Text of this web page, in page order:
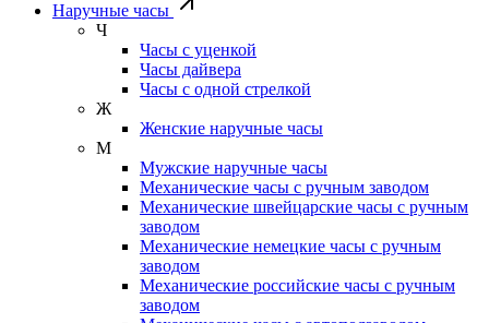
Наручные часы
Ч
Часы с уценкой
Часы дайвера
Часы с одной стрелкой
Ж
Женские наручные часы
М
Мужские наручные часы
Механические часы с ручным заводом
Механические швейцарские часы с ручным
заводом
Механические немецкие часы с ручным
заводом
Механические российские часы с ручным
заводом